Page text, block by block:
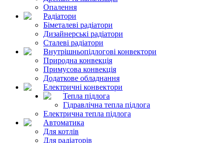
Опалення
Радіатори
Біметалеві радіатори
Дизайнерські радіатори
Сталеві радіатори
Внутрішньопідлогові конвектори
Природна конвекція
Примусова конвекція
Додаткове обладнання
Електричні конвектори
Тепла підлога
Гідравлічна тепла підлога
Електрична тепла підлога
Автоматика
Для котлів
Для радіаторів